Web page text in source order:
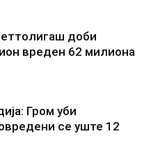
доби
вреден 62 милиона
Гром уби
се уште 12